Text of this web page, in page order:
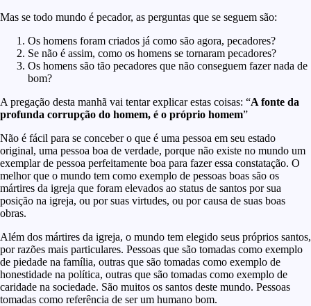
Mas se todo mundo é pecador, as perguntas que se seguem são:
Os homens foram criados já como são agora, pecadores?
Se não é assim, como os homens se tornaram pecadores?
Os homens são tão pecadores que não conseguem fazer nada de
bom?
A pregação desta manhã vai tentar explicar estas coisas: “A fonte da
profunda corrupção do homem, é o próprio homem”
Não é fácil para se conceber o que é uma pessoa em seu estado
original, uma pessoa boa de verdade, porque não existe no mundo um
exemplar de pessoa perfeitamente boa para fazer essa constatação. O
melhor que o mundo tem como exemplo de pessoas boas são os
mártires da igreja que foram elevados ao status de santos por sua
posição na igreja, ou por suas virtudes, ou por causa de suas boas
obras.
Além dos mártires da igreja, o mundo tem elegido seus próprios santos,
por razões mais particulares. Pessoas que são tomadas como exemplo
de piedade na família, outras que são tomadas como exemplo de
honestidade na política, outras que são tomadas como exemplo de
caridade na sociedade. São muitos os santos deste mundo. Pessoas
tomadas como referência de ser um humano bom.